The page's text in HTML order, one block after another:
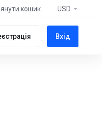
кошик USD
Вхід